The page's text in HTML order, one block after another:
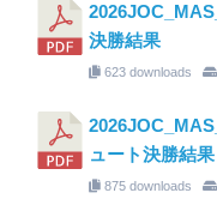
決勝結果
623 downloads
ュート決勝結果
875 downloads